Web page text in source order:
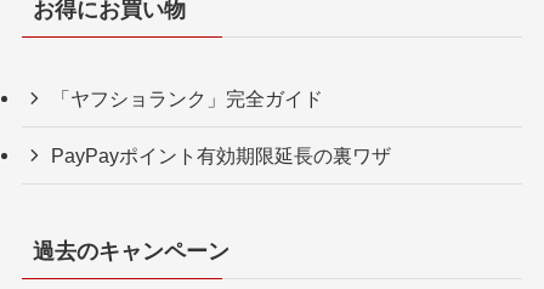
お得にお買い物
「ヤフショランク」完全ガイド
PayPayポイント有効期限延長の裏ワザ
過去のキャンペーン